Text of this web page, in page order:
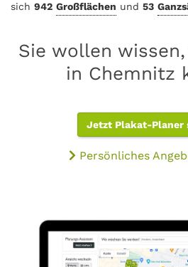
sich 942 Großflächen und 53
Sie wollen
in Chemnitz
Jetzt Plakat-Planer
Persönliches